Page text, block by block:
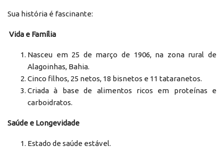
Sua história é fascinante:
Vida e Família
Nasceu em 25 de março de 1906, na zona rural de
Alagoinhas, Bahia.
Cinco filhos, 25 netos, 18 bisnetos e 11 tataranetos.
Criada à base de alimentos ricos em proteínas e
carboidratos.
Saúde e Longevidade
Estado de saúde estável.